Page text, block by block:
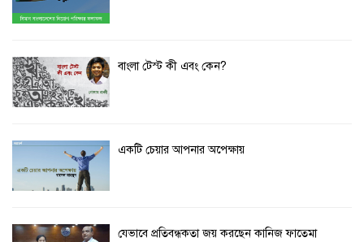
বাংলা টেস্ট কী এবং কেন?
একটি চেয়ার আপনার অপেক্ষায়
যেভাবে প্রতিবন্ধকতা জয় করছেন কানিজ ফাতেমা